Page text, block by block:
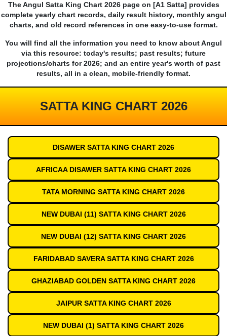
The Angul Satta King Chart 2026 page on [A1 Satta] provides
complete yearly chart records, daily result history, monthly angul
charts, and old record references in one easy-to-use format.
You will find all the information you need to know about Angul
via this resource: today's results; past results; future
projections/charts for 2026; and an entire year's worth of past
results, all in a clean, mobile-friendly format.
SATTA KING CHART 2026
DISAWER SATTA KING CHART 2026
AFRICAA DISAWER SATTA KING CHART 2026
TATA MORNING SATTA KING CHART 2026
NEW DUBAI (11) SATTA KING CHART 2026
NEW DUBAI (12) SATTA KING CHART 2026
FARIDABAD SAVERA SATTA KING CHART 2026
GHAZIABAD GOLDEN SATTA KING CHART 2026
JAIPUR SATTA KING CHART 2026
NEW DUBAI (1) SATTA KING CHART 2026